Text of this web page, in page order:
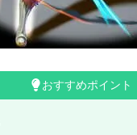
おすすめポイント